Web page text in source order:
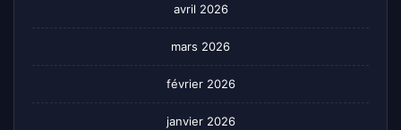
avril 2026
mars 2026
février 2026
janvier 2026